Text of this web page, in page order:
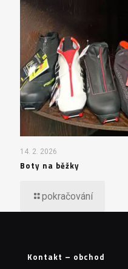
14. 2. 2026
Boty na běžky
pokračování
Kontakt – obchod